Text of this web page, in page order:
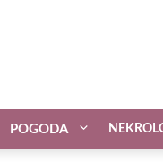
POGODA